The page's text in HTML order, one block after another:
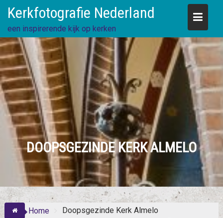
content
Kerkfotografie Nederland
een inspirerende kijk op kerken
DOOPSGEZINDE KERK ALMELO
Home Doopsgezinde Kerk Almelo